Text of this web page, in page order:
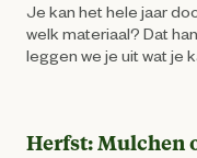
Je kan het hele jaar
welk materiaal? Dat
leggen we je uit wat je
Herfst: Mulchen